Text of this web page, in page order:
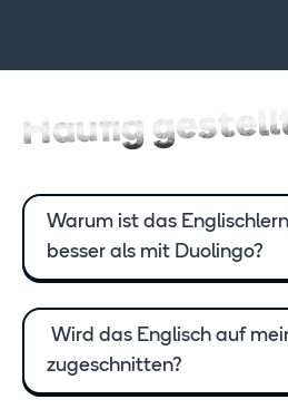
Häufig
Warum ist das
besser als mit Duolingo?
Wird das Englisch auf
zugeschnitten?